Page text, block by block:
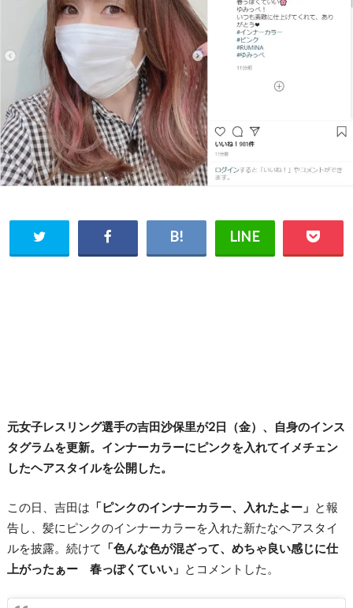
元女子レスリング選手の吉田沙保里が2日（金）、自身のインス
タグラムを更新。インナーカラーにピンクを入れてイメチェン
したヘアスタイルを公開した。
この日、吉田は 「ピンクのインナーカラー、入れたよー」 と報
告し、髪にピンクのインナーカラーを入れた新たなヘアスタイ
ルを披露。続けて
「色んな色が混ざって、めちゃ良い感じに仕
上がったぁー 春っぽくていい」 とコメントした。